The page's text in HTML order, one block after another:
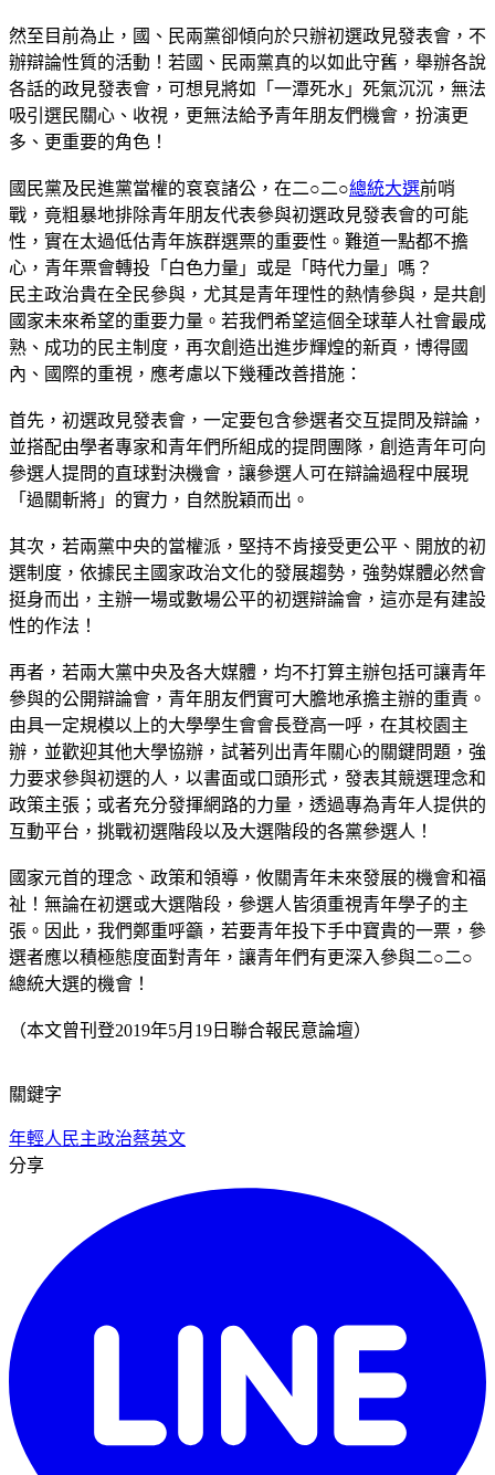
然至目前為止，國、民兩黨卻傾向於只辦初選政見發表會，不
辦辯論性質的活動！若國、民兩黨真的以如此守舊，舉辦各說
各話的政見發表會，可想見將如「一潭死水」死氣沉沉，無法
吸引選民關心、收視，更無法給予青年朋友們機會，扮演更
多、更重要的角色！
國民黨及民進黨當權的袞袞諸公，在二○二○總統大選前哨
戰，竟粗暴地排除青年朋友代表參與初選政見發表會的可能
性，實在太過低估青年族群選票的重要性。難道一點都不擔
心，青年票會轉投「白色力量」或是「時代力量」嗎？
民主政治貴在全民參與，尤其是青年理性的熱情參與，是共創
國家未來希望的重要力量。若我們希望這個全球華人社會最成
熟、成功的民主制度，再次創造出進步輝煌的新頁，博得國
內、國際的重視，應考慮以下幾種改善措施：
首先，初選政見發表會，一定要包含參選者交互提問及辯論，
並搭配由學者專家和青年們所組成的提問團隊，創造青年可向
參選人提問的直球對決機會，讓參選人可在辯論過程中展現
「過關斬將」的實力，自然脫穎而出。
其次，若兩黨中央的當權派，堅持不肯接受更公平、開放的初
選制度，依據民主國家政治文化的發展趨勢，強勢媒體必然會
挺身而出，主辦一場或數場公平的初選辯論會，這亦是有建設
性的作法！
再者，若兩大黨中央及各大媒體，均不打算主辦包括可讓青年
參與的公開辯論會，青年朋友們實可大膽地承擔主辦的重責。
由具一定規模以上的大學學生會會長登高一呼，在其校園主
辦，並歡迎其他大學協辦，試著列出青年關心的關鍵問題，強
力要求參與初選的人，以書面或口頭形式，發表其競選理念和
政策主張；或者充分發揮網路的力量，透過專為青年人提供的
互動平台，挑戰初選階段以及大選階段的各黨參選人！
國家元首的理念、政策和領導，攸關青年未來發展的機會和福
祉！無論在初選或大選階段，參選人皆須重視青年學子的主
張。因此，我們鄭重呼籲，若要青年投下手中寶貴的一票，參
選者應以積極態度面對青年，讓青年們有更深入參與二○二○
總統大選的機會！
（本文曾刊登2019年5月19日聯合報民意論壇）
關鍵字
年輕人 民主政治蔡英文
分享